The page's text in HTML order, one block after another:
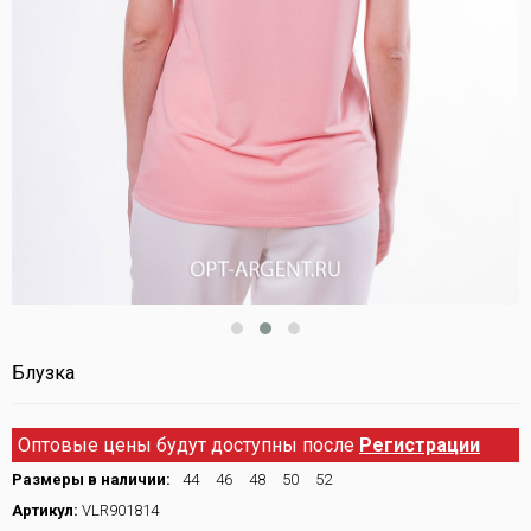
Блузка
Оптовые цены будут доступны после Регистрации
Размеры в наличии: 44 46 48 50
52
Артикул: VLR901814